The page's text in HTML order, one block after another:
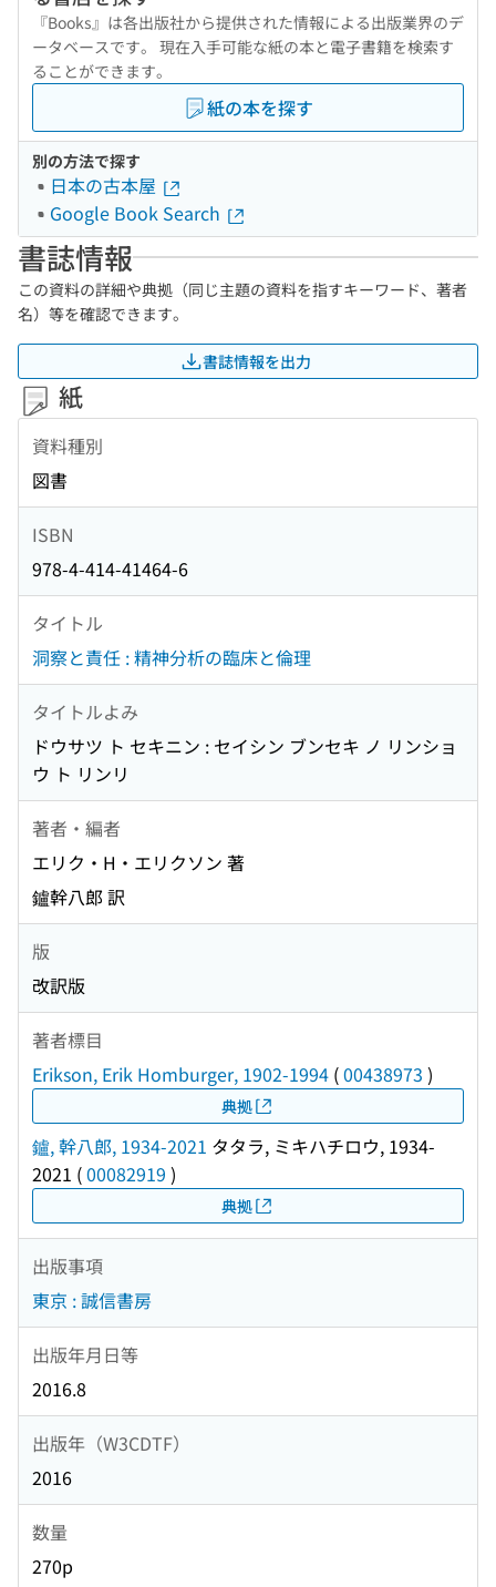
『Books』は各出版社から提供された情報による出版業界のデ
ータベースです。 現在入手可能な紙の本と電子書籍を検索す
ることができます。
紙の本を探す
別の方法で探す
日本の古本屋
Google Book Search
書誌情報
この資料の詳細や典拠（同じ主題の資料を指すキーワード、著者
名）等を確認できます。
書誌情報を出力
紙
資料種別
図書
ISBN
978-4-414-41464-6
タイトル
洞察と責任 : 精神分析の臨床と倫理
タイトルよみ
ドウサツ ト セキニン : セイシン ブンセキ ノ リンショ
ウ ト リンリ
著者・編者
エリク・H・エリクソン 著
鑪幹八郎 訳
版
改訳版
著者標目
Erikson, Erik Homburger, 1902-1994 (00438973 )
典拠
鑪, 幹八郎, 1934-2021 タタラ, ミキハチロウ, 1934-
2021 (00082919 )
典拠
出版事項
東京 : 誠信書房
出版年月日等
2016.8
出版年（W3CDTF）
2016
数量
270p